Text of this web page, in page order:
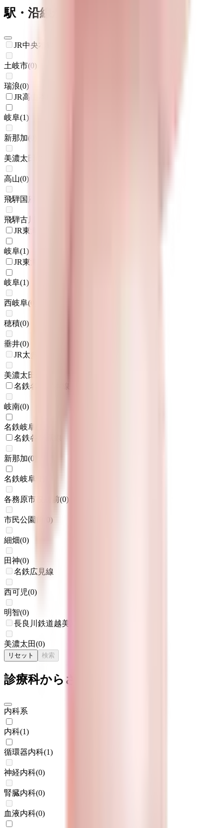
駅・沿線からさがす
JR中央本線(名古屋～塩尻)
土岐市(0)
瑞浪(0)
JR高山本線
岐阜(1)
新那加(
美濃太田
高山(0)
飛騨国府
飛騨古川
JR東海道本線(浜松～岐阜)
岐阜(1)
JR東海道本線(岐阜～美濃赤坂・米原)
岐阜(1)
西岐阜(
穂積(0)
垂井(0)
JR太多線
美濃太田
名鉄名古屋本線
岐南(0)
名鉄岐阜
名鉄各務原線
新那加(0
名鉄岐阜
各務原市役所前(0)
市民公園前 0)
細畑(0)
田神(0)
名鉄広見線
西可児(0)
明智(0)
長良川鉄道越美南線
美濃太田(0)
リセット 検索
診療科からさがす
内科系
内科(1)
循環器内科(1)
神経内科(0)
腎臓内科(0)
血液内科(0)